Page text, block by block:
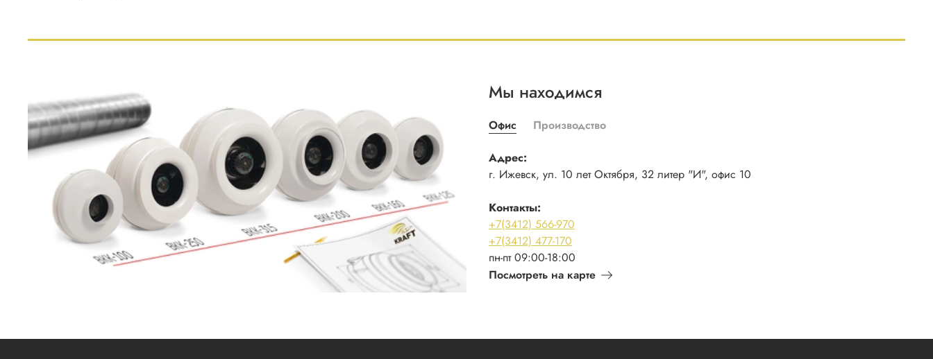
Мы находимся
Офис Производство
Адрес:
г. Ижевск, ул. 10 лет Октября, 32 литер "И", офис 10
Контакты:
+7(3412) 566-970
+7(3412) 477-170
пн-пт 09:00-18:00
Посмотреть на карте